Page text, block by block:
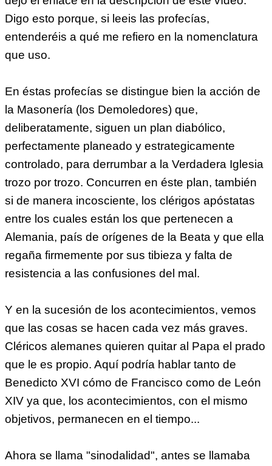
Digo esto porque, si leeis las profecías,
entenderéis a qué me refiero en la nomenclatura
que uso.
En éstas profecías se distingue bien la acción de
la Masonería (los Demoledores) que,
deliberatamente, siguen un plan diabólico,
perfectamente planeado y estrategicamente
controlado, para derrumbar a la Verdadera Iglesia
trozo por trozo. Concurren en éste plan, también
si de manera incosciente, los clérigos apóstatas
entre los cuales están los que pertenecen a
Alemania, país de orígenes de la Beata y que ella
regaña firmemente por sus tibieza y falta de
resistencia a las confusiones del mal.
Y en la sucesión de los acontecimientos, vemos
que las cosas se hacen cada vez más graves.
Cléricos alemanes quieren quitar al Papa el prado
que le es propio. Aquí podría hablar tanto de
Benedicto XVI cómo de Francisco como de León
XIV ya que, los acontecimientos, con el mismo
objetivos, permanecen en el tiempo...
Ahora se llama "sinodalidad", antes se llamaba